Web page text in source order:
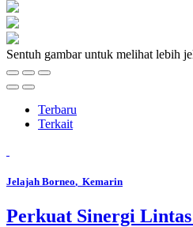
Sentuh gambar untuk melihat lebih
Terbaru
Terkait
Jelajah Borneo, Kemarin
Perkuat Sinergi Lintas